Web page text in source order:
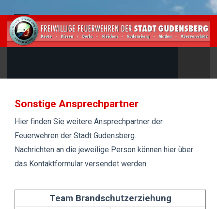
Sonstige Ansprechpartner
Hier finden Sie weitere Ansprechpartner der
Feuerwehren der Stadt Gudensberg.
Nachrichten an die jeweilige Person können hier über
das Kontaktformular versendet werden.
Team Brandschutzerziehung